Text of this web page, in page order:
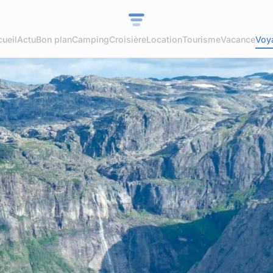
ActuBon planCampingCroisièreLocationTourismeVacance